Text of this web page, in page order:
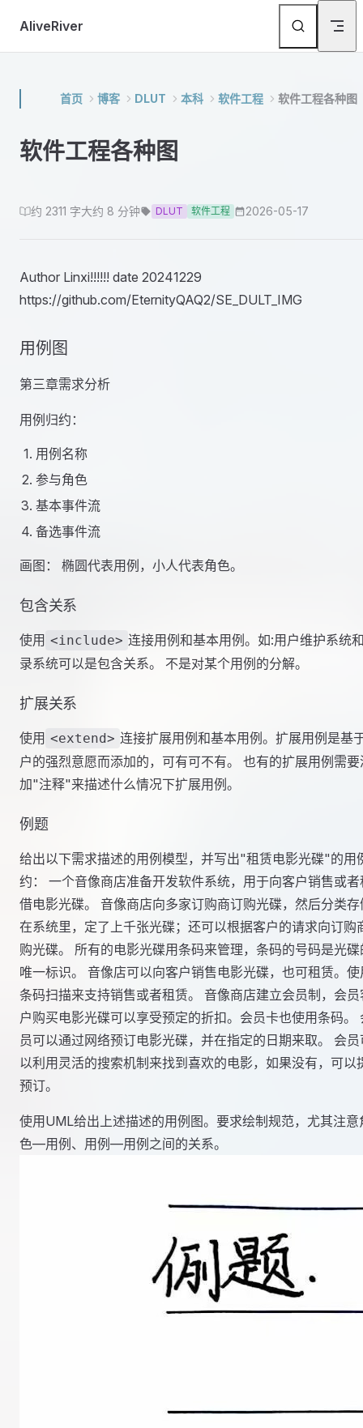
Skip to content
AliveRiver
首页 博客 DLUT 本科 软件工程 软件工程各种图
软件工程各种图
约 2311 字大约 8 分钟 DLUT 软件工程 2026-05-17
Author Linxi!!!!!! date 20241229
https://github.com/EternityQAQ2/SE_DULT_IMG
用例图
第三章需求分析
用例归约：
用例名称
参与角色
基本事件流
备选事件流
画图： 椭圆代表用例，小人代表角色。
包含关系
使用 <include> 连接用例和基本用例。如:用户维护系统
录系统可以是包含关系。 不是对某个用例的分解。
扩展关系
使用 <extend> 连接扩展用例和基本用例。扩展用例是基
户的强烈意愿而添加的，可有可不有。 也有的扩展用例需要
加"注释"来描述什么情况下扩展用例。
例题
给出以下需求描述的用例模型，并写出"租赁电影光碟"的用
约： 一个音像商店准备开发软件系统，用于向客户销售或者
借电影光碟。 音像商店向多家订购商订购光碟，然后分类存
在系统里，定了上千张光碟；还可以根据客户的请求向订购
购光碟。 所有的电影光碟用条码来管理，条码的号码是光碟
唯一标识。 音像店可以向客户销售电影光碟，也可租赁。使
条码扫描来支持销售或者租赁。 音像商店建立会员制，会员
户购买电影光碟可以享受预定的折扣。会员卡也使用条码。
员可以通过网络预订电影光碟，并在指定的日期来取。 会员
以利用灵活的搜索机制来找到喜欢的电影，如果没有，可以
预订。
使用UML给出上述描述的用例图。要求绘制规范，尤其注意
色—用例、用例—用例之间的关系。